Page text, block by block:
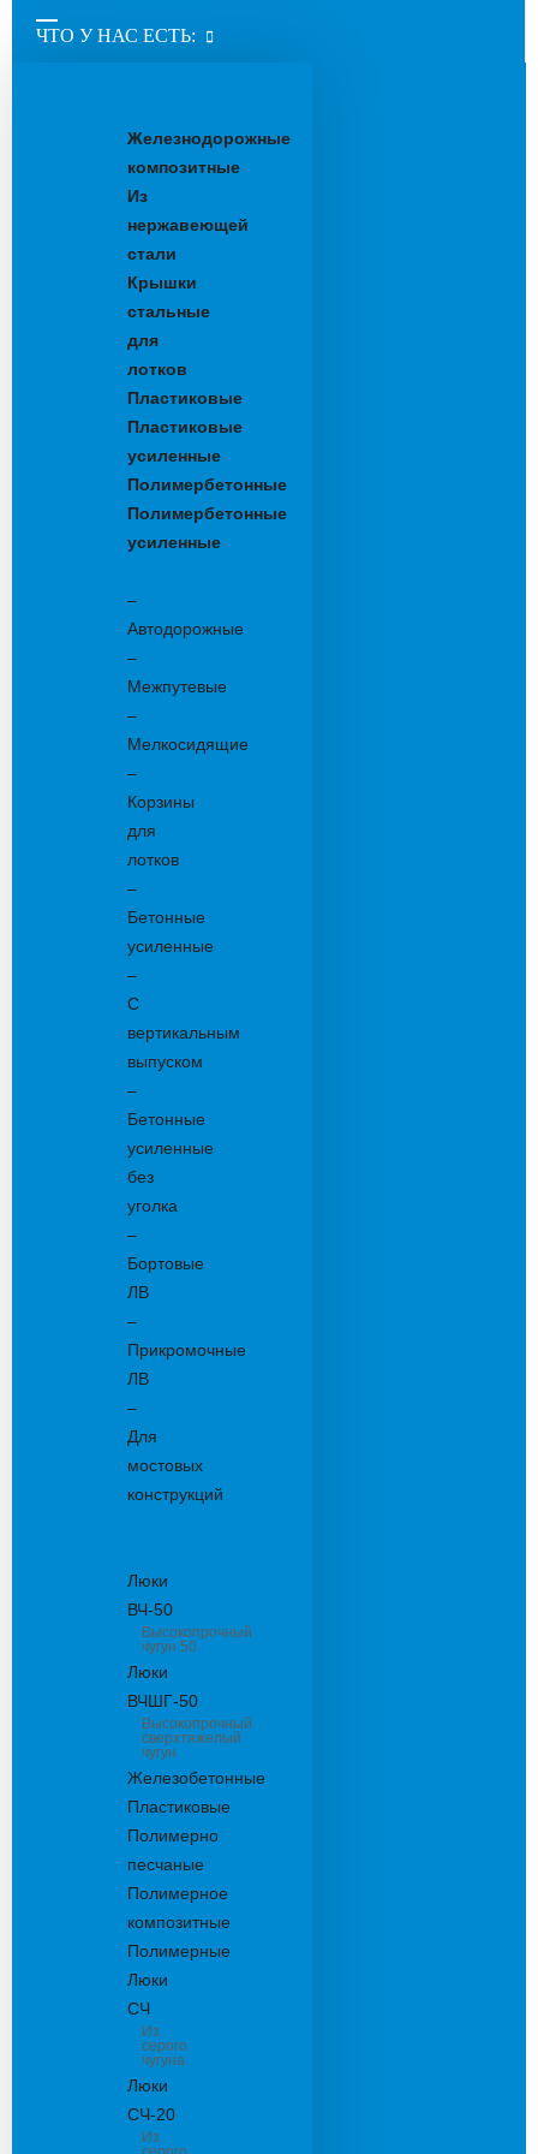
ЧТО У НАС ЕСТЬ:
Железнодорожные
композитные
Из
нержавеющей
стали
Крышки
стальные
для
лотков
Пластиковые
Пластиковые
усиленные
Полимербетонные
Полимербетонные
усиленные
–
Автодорожные
–
Межпутевые
–
Мелкосидящие
–
Корзины
для
лотков
–
Бетонные
усиленные
–
С
вертикальным
выпуском
–
Бетонные
усиленные
без
уголка
–
Бортовые
ЛВ
–
Прикромочные
ЛВ
–
Для
мостовых
конструкций
Люки
ВЧ-50
Высокопрочный
чугун 50
Люки
ВЧШГ-50
Высокопрочный
сверхтяжелый
чугун
Железобетонные
Пластиковые
Полимерно
песчаные
Полимерное
композитные
Полимерные
Люки
СЧ
Из
серого
чугуна
Люки
СЧ-20
Из